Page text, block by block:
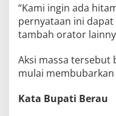
“Kami ingin ada
pernyataan ini
tambah orator
Aksi massa tersebut
mulai
Kata Bupati Berau